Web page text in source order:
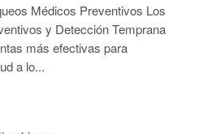
Médicos Preventivos Los
y Detección Temprana
más efectivas para
a lo...